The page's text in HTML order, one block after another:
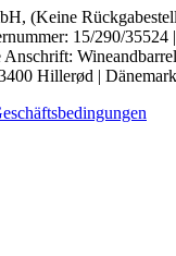
(Keine
15/290/
Hillerød | Dänemark